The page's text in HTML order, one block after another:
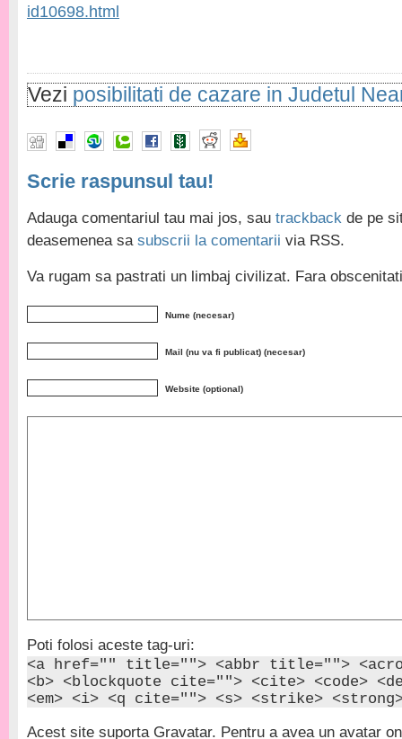
id10698.html
Vezi posibilitati de cazare in Judetul
Scrie raspunsul tau!
Adauga comentariul tau mai jos, sau trackback de pe
deasemenea sa subscrii la comentarii via RSS.
Va rugam sa pastrati un limbaj civilizat. Fara
Nume (necesar)
Mail (nu va fi publicat) (necesar)
Website (optional)
Poti folosi aceste tag-uri:
<a href="" title=""> <abbr title="">
<b> <blockquote cite=""> <cite> <code>
<em> <i> <q cite=""> <s> <strike>
Acest site suporta Gravatar. Pentru a avea un avatar